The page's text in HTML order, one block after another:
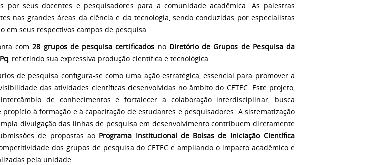
por seus docentes e pesquisadores para a comunidade acadêmica. As palestras
nas grandes áreas da ciência e da tecnologia, sendo conduzidas por especialistas
em seus respectivos campos de pesquisa.
com28 grupos de pesquisa certificados no Diretório de Grupos de Pesquisa da
, refletindo sua expressiva produção científica e tecnológica.
de pesquisa configura-se como uma ação estratégica, essencial para promover a
das atividades científicas desenvolvidas no âmbito do CETEC. Este projeto,
de conhecimentos e fortalecer a colaboração interdisciplinar, busca
à formação e à capacitação de estudantes e pesquisadores. A sistematização
divulgação das linhas de pesquisa em desenvolvimento contribuem diretamente
de propostas ao Programa Institucional de Bolsas de Iniciação Científica
dos grupos de pesquisa do CETEC e ampliando o impacto acadêmico e
pela unidade.